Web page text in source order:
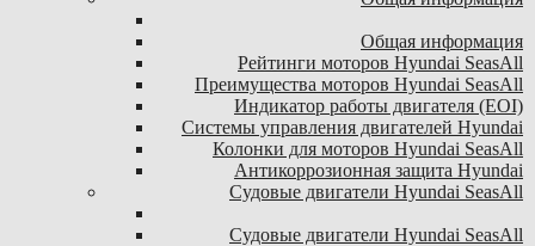
Общая информация
Рейтинги моторов Hyundai SeasAll
Преимущества моторов Hyundai SeasAll
Индикатор работы двигателя (EOI)
Системы управления двигателей Hyundai
Колонки для моторов Hyundai SeasAll
Антикоррозионная защита Hyundai
Судовые двигатели Hyundai SeasAll
Судовые двигатели Hyundai SeasAll